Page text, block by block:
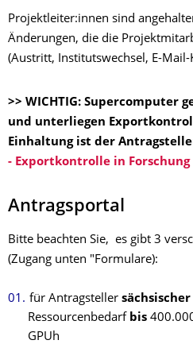
Projektleiter:innen sind
Änderungen, die die
(Austritt, Institutswechsel, E-
>> WICHTIG: Supercomputer
und unterliegen
Einhaltung ist der
- Exportkontrolle in Forschung
Antragsportal
Bitte beachten Sie, es gibt 3
(Zugang unten "Formulare):
für Antragsteller sächsischer
Ressourcenbedarf bis
GPUh